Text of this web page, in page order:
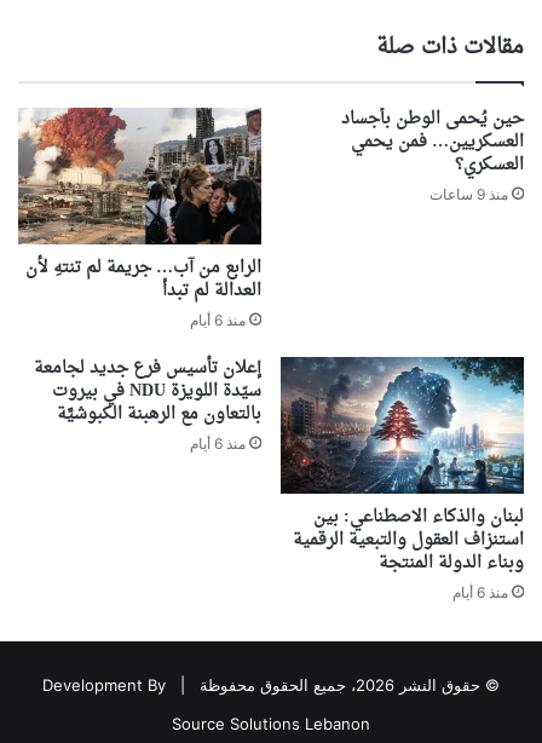
مقالات ذات صلة
حين يُحمى الوطن بأجساد
العسكريين… فمن يحمي
العسكري؟
منذ 9 ساعات
الرابع من آب… جريمة لم تنتهِ لأن
العدالة لم تبدأ
منذ 6 أيام
لبنان والذكاء الاصطناعي: بين
استنزاف العقول والتبعية الرقمية
وبناء الدولة المنتجة
منذ 6 أيام
إعلان تأسيس فرع جديد لجامعة
سيّدة اللويزة NDU في بيروت
بالتعاون مع الرهبنة الكبوشيَّة
منذ 6 أيام
© حقوق النشر 2026، جميع الحقوق محفوظة |
Development By
Source Solutions Lebanon